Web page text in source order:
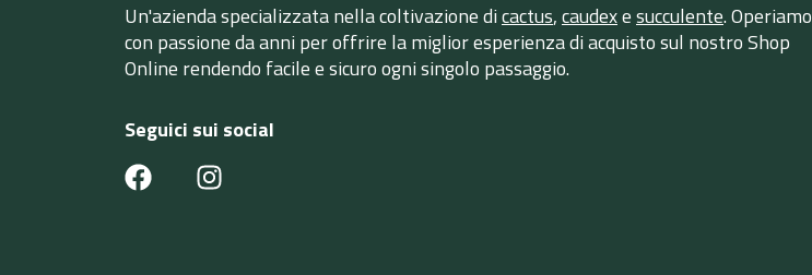
Un'azienda specializzata nella coltivazione dicactus,caudexesucculente. Operiamo
con passione da anni per offrire la miglior esperienza di acquisto sul nostro Shop
Online rendendo facile e sicuro ogni singolo passaggio.
Seguici sui social